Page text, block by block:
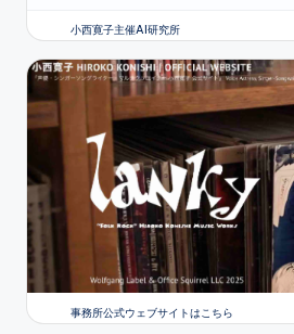
小西寛子主催AI研究所
事務所公式ウェブサイトはこちら